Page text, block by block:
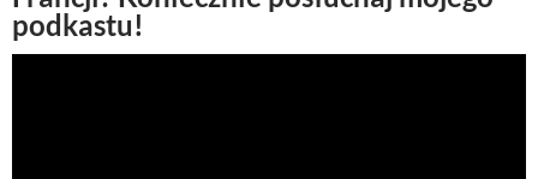
podkastu!